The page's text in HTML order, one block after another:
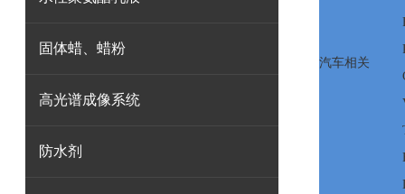
固体蜡、蜡粉
高光谱成像系统
防水剂
汽车相关